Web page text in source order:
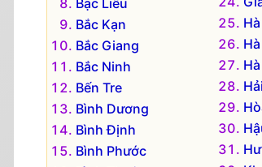
Bạc Liêu
Bắc Kạn
Bắc Giang
Bắc Ninh
Bến Tre
Bình Dương
Bình Định
Bình Phước